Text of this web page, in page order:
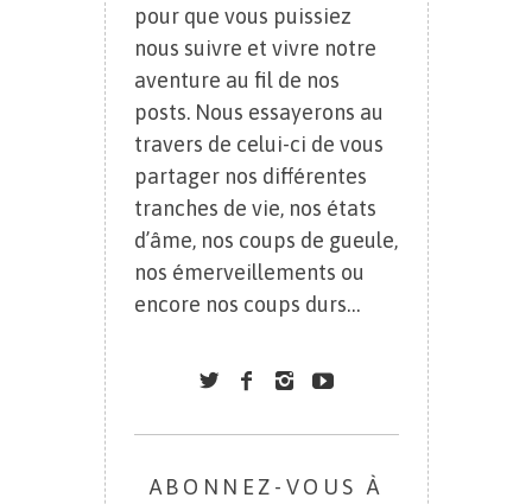
pour que vous puissiez
nous suivre et vivre notre
aventure au fil de nos
posts. Nous essayerons au
travers de celui-ci de vous
partager nos différentes
tranches de vie, nos états
d’âme, nos coups de gueule,
nos émerveillements ou
encore nos coups durs…
ABONNEZ-VOUS À